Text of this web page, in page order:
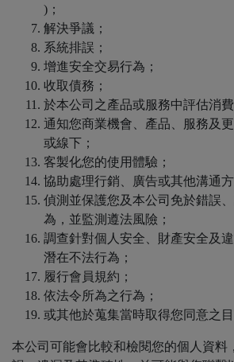
)；
解決爭議；
系統排誤；
增進安全交易行為；
收取債務；
於本公司之產品或服務中評估消費
通知您商業機會、產品、服務及
或線下；
客製化您的使用體驗；
協助處理行銷、廣告或其他溝通方
偵測並保護您及本公司免於錯誤
為，並監測遵法風險；
調查針對個人安全、財產安全及
潛在不法行為；
履行會員規約；
依法令所為之行為；
或其他於蒐集當時取得您同意之目
本公司可能會比較和檢閱您的個人資料